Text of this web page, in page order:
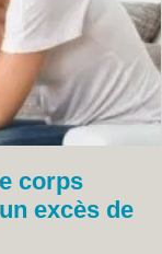
corps
excès de